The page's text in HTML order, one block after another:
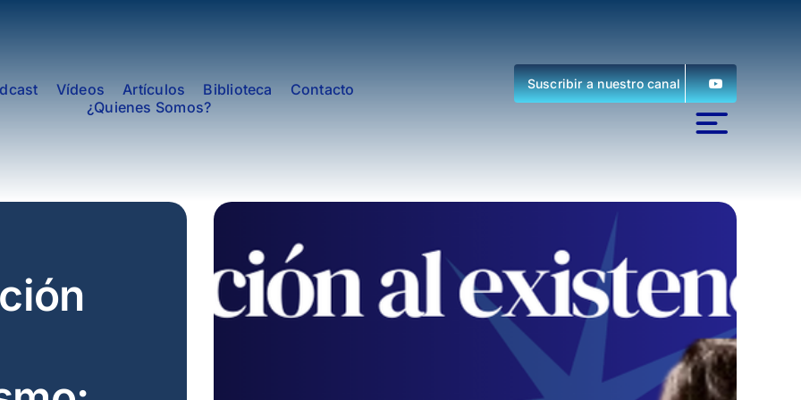
Vídeos Artículos Biblioteca
Contacto
¿Quienes Somos?
Suscribir a nuestro canal